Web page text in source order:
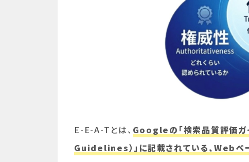
E-E-A-Tとは、 Googleの「検索品質評価
Guidelines）」に記載されている、Webペ